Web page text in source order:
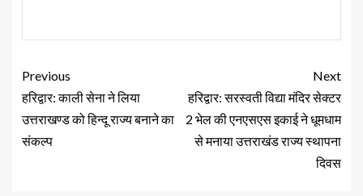
Previous
हरिद्वार: काली सेना ने लिया
उत्तराखण्ड को हिन्दू राज्य बनाने का
संकल्प
Next
हरिद्वार: सरस्वती विद्या मंदिर सेक्टर
2 भेल की एनएसएस इकाई ने धूमधाम
से मनाया उत्तराखंड राज्य स्थापना
दिवस